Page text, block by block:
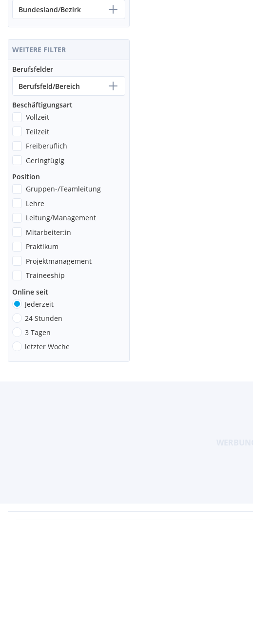
Bundesland/Bezirk
WEITERE FILTER
Berufsfelder
Berufsfeld/Bereich
Beschäftigungsart
Vollzeit
Teilzeit
Freiberuflich
Geringfügig
Position
Gruppen-/Teamleitung
Lehre
Leitung/Management
Mitarbeiter:in
Praktikum
Projektmanagement
Traineeship
Online seit
Jederzeit
24 Stunden
3 Tagen
letzter Woche